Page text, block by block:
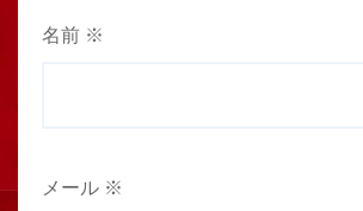
名前 ※
メール ※